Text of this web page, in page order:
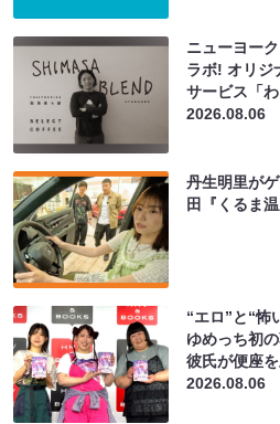
ニューヨー
ラボ! オリジ
サービス「
2026.08.06
丹生明里が
田『くるま
“エロ”と“怖
ゆめっち初
彼氏が便座
2026.08.06